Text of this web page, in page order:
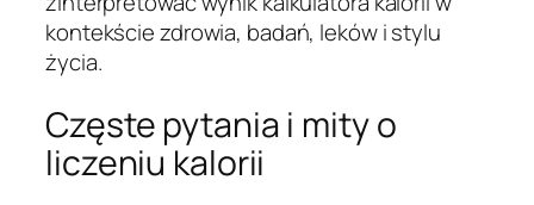
kontekście zdrowia, badań, leków i stylu
życia.
Częste pytania i mity o
liczeniu kalorii